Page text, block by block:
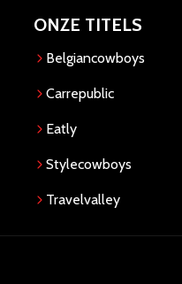
ONZE TITELS
Belgiancowboys
Carrepublic
Eatly
Stylecowboys
Travelvalley